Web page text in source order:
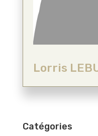
Lorris
Catégories